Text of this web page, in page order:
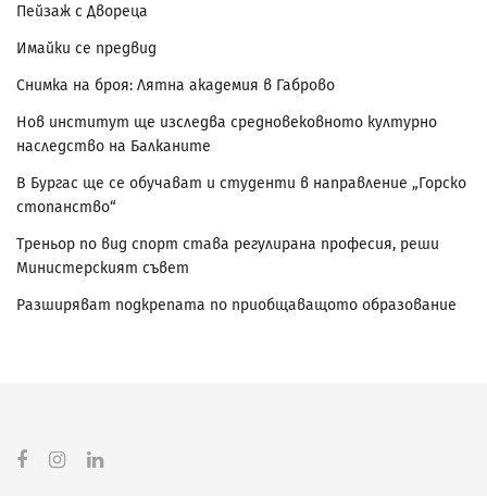
Пейзаж с Двореца
Имайки се предвид
Снимка на броя: Лятна академия в Габрово
Нов институт ще изследва средновековното културно
наследство на Балканите
В Бургас ще се обучават и студенти в направление „Горско
стопанство“
Треньор по вид спорт става регулирана професия, реши
Министерският съвет
Разширяват подкрепата по приобщаващото образование